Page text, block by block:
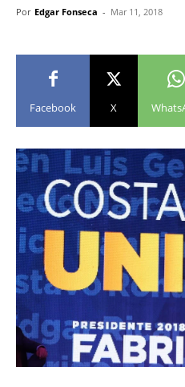
Por Edgar Fonseca - Mar 11, 2018
Facebook X